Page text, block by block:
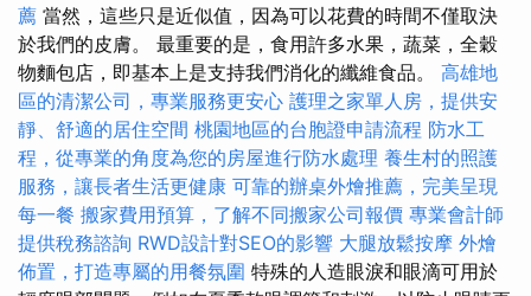
薦 當然，這些只是近似值，因為可以花費的時間不僅取決
於我們的皮膚。 最重要的是，食用許多水果，蔬菜，全穀
物麵包店，即基本上是支持我們消化的纖維食品。 高雄地
區的清潔公司，專業服務更安心 護理之家單人房，提供安
靜、舒適的居住空間 桃園地區的台胞證申請流程 防水工
程，從專業的角度為您的房屋進行防水處理 養生村的照護
服務，讓長者生活更健康 可靠的辦桌外燴推薦，完美呈現
每一餐 搬家費用預算，了解不同搬家公司報價 專業會計師
提供稅務諮詢 RWD設計對SEO的影響 大腿放鬆按摩 外燴
佈置，打造專屬的用餐氛圍 特殊的人造眼淚和眼滴可用於